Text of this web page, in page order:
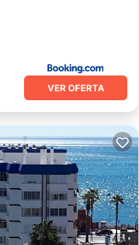
VER OFERTA